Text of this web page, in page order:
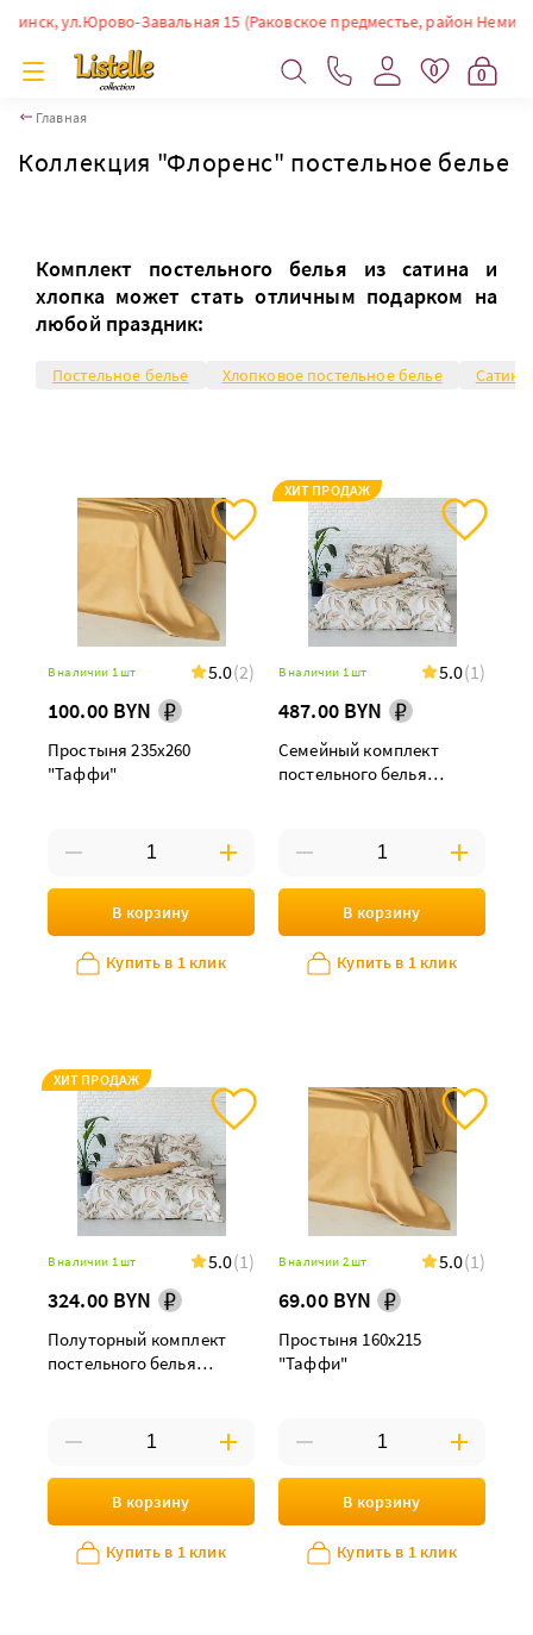
ул.Юрово-Завальная 15 (Раковское предместье, район Немиги).
0 0
Главная
Коллекция "Флоренс" постельное белье
Комплект постельного белья из сатина и
хлопка может стать отличным подарком на
любой праздник:
Постельное белье Хлопковое постельное белье
В наличии 1 шт 5.0(2)
100.00 BYN
Простыня 235х260
"Таффи"
В корзину
Купить в 1 клик
ХИТ ПРОДАЖ
В наличии 1 шт 5.0(1)
487.00 BYN
Семейный комплект
постельного белья
В корзину
Купить в 1 клик
ХИТ ПРОДАЖ
В наличии 1 шт 5.0(1)
324.00 BYN
Полуторный комплект
постельного белья
В корзину
Купить в 1 клик
В наличии 2 шт 5.0(1)
69.00 BYN
Простыня 160х215
"Таффи"
В корзину
Купить в 1 клик